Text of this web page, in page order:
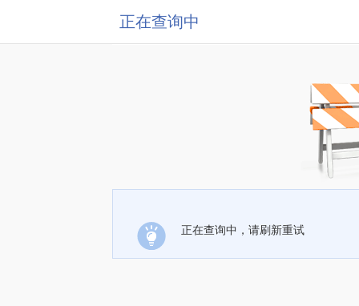
正在查询中
正在查询中，请刷新重试